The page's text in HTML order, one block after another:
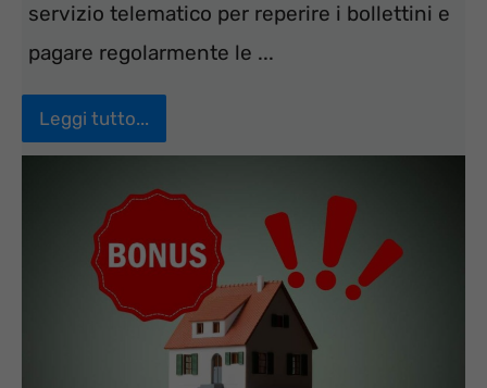
servizio telematico per reperire i bollettini e
pagare regolarmente le ...
Leggi tutto...